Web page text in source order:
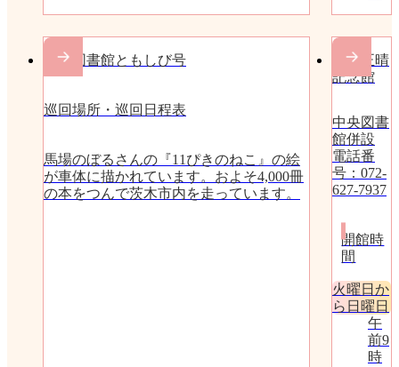
移動図書館ともしび号
巡回場所・巡回日程表
馬場のぼるさんの『11ぴきのねこ』の絵
が車体に描かれています。およそ4,000冊
の本をつんで茨木市内を走っています。
富士正晴
記念館
中央図書
館併設
電話番
号：072-
627-7937
開館時
間
火曜日か
ら日曜日
午
前9
時